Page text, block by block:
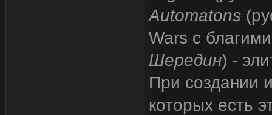
Automatons
Wars с
Шередин) -
При создании
которых есть